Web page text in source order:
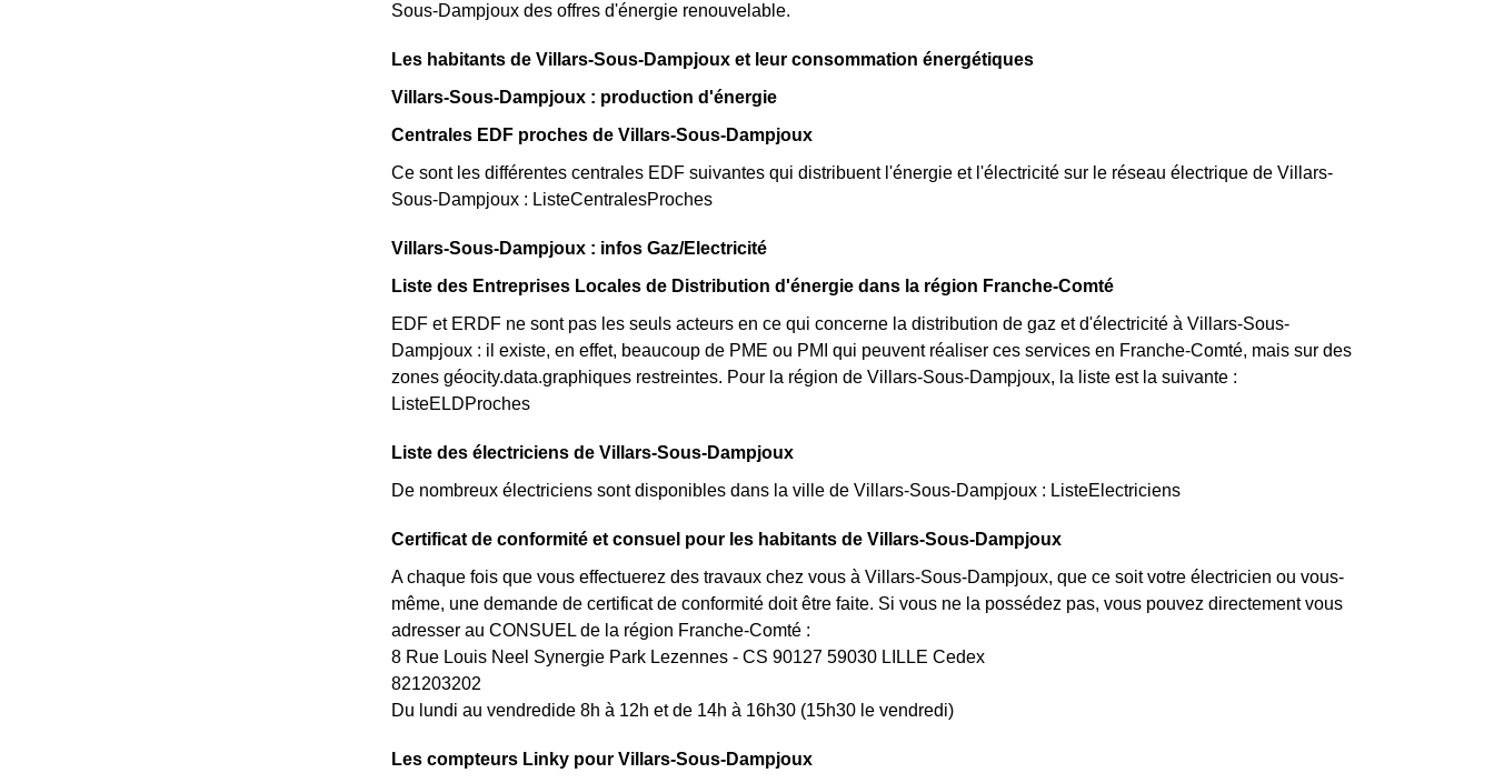
Sous-Dampjoux des offres d'énergie renouvelable.
Les habitants de Villars-Sous-Dampjoux et leur consommation énergétiques
Villars-Sous-Dampjoux : production d'énergie
Centrales EDF proches de Villars-Sous-Dampjoux
Ce sont les différentes centrales EDF suivantes qui distribuent l'énergie et l'électricité sur le réseau électrique de Villars-
Sous-Dampjoux : ListeCentralesProches
Villars-Sous-Dampjoux : infos Gaz/Electricité
Liste des Entreprises Locales de Distribution d'énergie dans la région Franche-Comté
EDF et ERDF ne sont pas les seuls acteurs en ce qui concerne la distribution de gaz et d'électricité à Villars-Sous-
Dampjoux : il existe, en effet, beaucoup de PME ou PMI qui peuvent réaliser ces services en Franche-Comté, mais sur des
zones géocity.data.graphiques restreintes. Pour la région de Villars-Sous-Dampjoux, la liste est la suivante :
ListeELDProches
Liste des électriciens de Villars-Sous-Dampjoux
De nombreux électriciens sont disponibles dans la ville de Villars-Sous-Dampjoux : ListeElectriciens
Certificat de conformité et consuel pour les habitants de Villars-Sous-Dampjoux
A chaque fois que vous effectuerez des travaux chez vous à Villars-Sous-Dampjoux, que ce soit votre électricien ou vous-
même, une demande de certificat de conformité doit être faite. Si vous ne la possédez pas, vous pouvez directement vous
adresser au CONSUEL de la région Franche-Comté :
8 Rue Louis Neel Synergie Park Lezennes - CS 90127 59030 LILLE Cedex
821203202
Du lundi au vendredide 8h à 12h et de 14h à 16h30 (15h30 le vendredi)
Les compteurs Linky pour Villars-Sous-Dampjoux